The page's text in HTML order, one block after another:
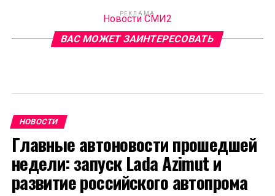
РЕКЛАМА
Новости СМИ2
ВАС МОЖЕТ ЗАИНТЕРЕСОВАТЬ
НОВОСТИ
Главные автоновости прошедшей
недели: запуск Lada Azimut и
развитие российского автопрома